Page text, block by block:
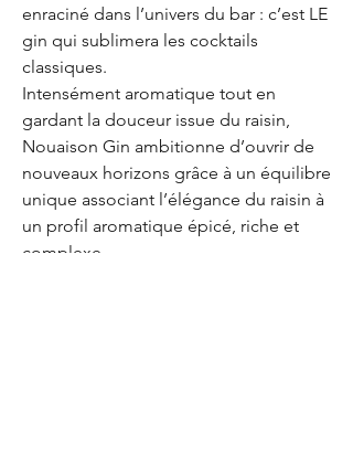
enraciné dans l’univers du bar : c’est LE
gin qui sublimera les cocktails
classiques.
Intensément aromatique tout en
gardant la douceur issue du raisin,
Nouaison Gin ambitionne d’ouvrir de
nouveaux horizons grâce à un équilibre
unique associant l’élégance du raisin à
un profil aromatique épicé, riche et
complexe.